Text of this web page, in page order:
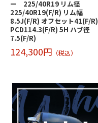
ー 225/40R19 リム径
225/40R19(F/R) リム幅
8.5J(F/R) オフセット41(F/R)
PCD114.3(F/R) 5H ハブ径
7.5(F/R)
124,300円 （税込）